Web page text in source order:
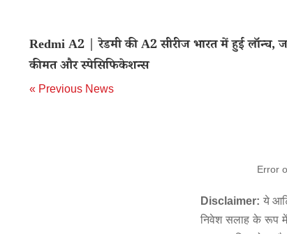
Redmi A2 | रेडमी की A2 सीरीज भारत में हुई लॉन्च,
कीमत और स्पेसिफिकेशन्स
« Previous News
Error
Disclaimer: ये
निवेश सलाह के रूप में